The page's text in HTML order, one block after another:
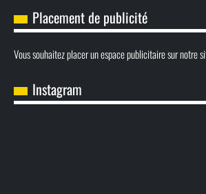
Placement de publicité
Vous souhaitez placer un espace publicitaire sur notre
Instagram